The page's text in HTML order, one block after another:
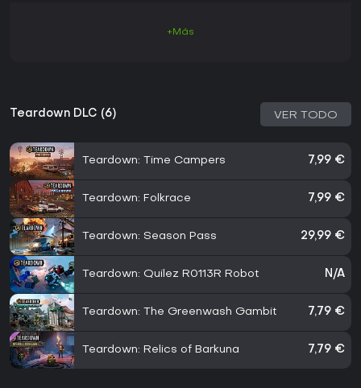
+Más
Teardown DLC (6) VER TODO
Teardown: Time Campers 7,99 €
Teardown: Folkrace 7,99 €
Teardown: Season Pass 29,99 €
Teardown: Quilez R0113R Robot N/A
Teardown: The Greenwash Gambit 7,79 €
Teardown: Relics of Barkuna 7,79 €